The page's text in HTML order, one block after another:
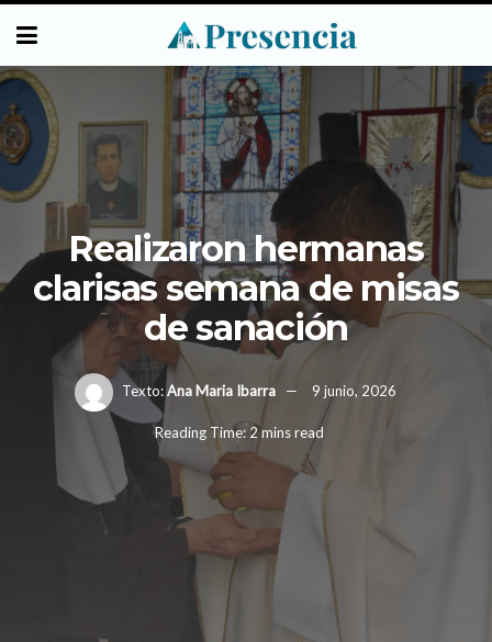
Realizaron hermanas
clarisas semana de misas
de sanación
Texto:Ana Maria Ibarra 9 junio, 2026
Reading Time: 2 mins read